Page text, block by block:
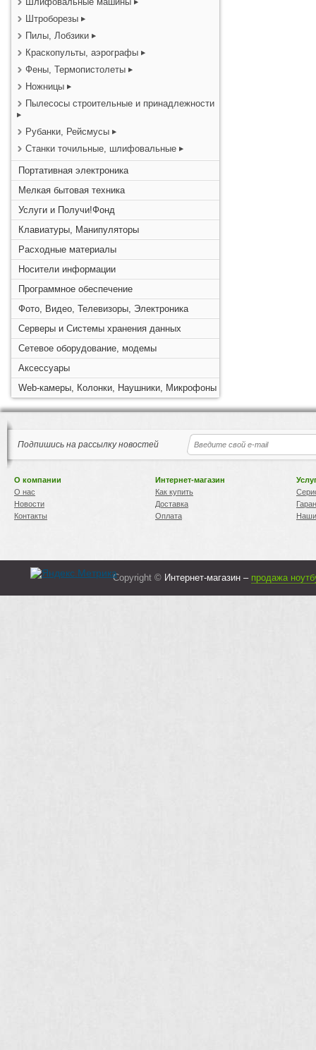
Штроборезы
Пилы, Лобзики
Краскопульты, аэрографы
Фены, Термопистолеты
Ножницы
Пылесосы строительные и принадлежности
Рубанки, Рейсмусы
Станки точильные, шлифовальные
Портативная электроника
Мелкая бытовая техника
Услуги и Получи!Фонд
Клавиатуры, Манипуляторы
Расходные материалы
Носители информации
Программное обеспечение
Фото, Видео, Телевизоры, Электроника
Серверы и Системы хранения данных
Сетевое оборудование, модемы
Аксессуары
Web-камеры, Колонки, Наушники, Микрофоны
Подпишись на рассылку новостей
О компании
О нас
Новости
Контакты
Интернет-магазин
Как купить
Доставка
Оплата
Copyright © Интернет-магазин – продажа